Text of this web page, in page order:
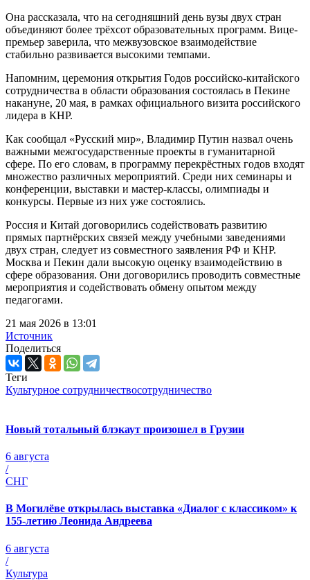
Она рассказала, что на сегодняшний день вузы двух стран
объединяют более трёхсот образовательных программ. Вице-
премьер заверила, что межвузовское взаимодействие
стабильно развивается высокими темпами.
Напомним, церемония открытия Годов российско-китайского
сотрудничества в области образования состоялась в Пекине
накануне, 20 мая, в рамках официального визита российского
лидера в КНР.
Как сообщал «Русский мир», Владимир Путин назвал очень
важными межгосударственные проекты в гуманитарной
сфере. По его словам, в программу перекрёстных годов входят
множество различных мероприятий. Среди них семинары и
конференции, выставки и мастер-классы, олимпиады и
конкурсы. Первые из них уже состоялись.
Россия и Китай договорились содействовать развитию
прямых партнёрских связей между учебными заведениями
двух стран, следует из совместного заявления РФ и КНР.
Москва и Пекин дали высокую оценку взаимодействию в
сфере образования. Они договорились проводить совместные
мероприятия и содействовать обмену опытом между
педагогами.
21 мая 2026 в 13:01
Источник
Поделиться
Теги
Культурное сотрудничествосотрудничество
Новый тотальный блэкаут произошел в Грузии
6 августа
/
СНГ
В Могилёве открылась выставка «Диалог с классиком» к
155-летию Леонида Андреева
6 августа
/
Культура